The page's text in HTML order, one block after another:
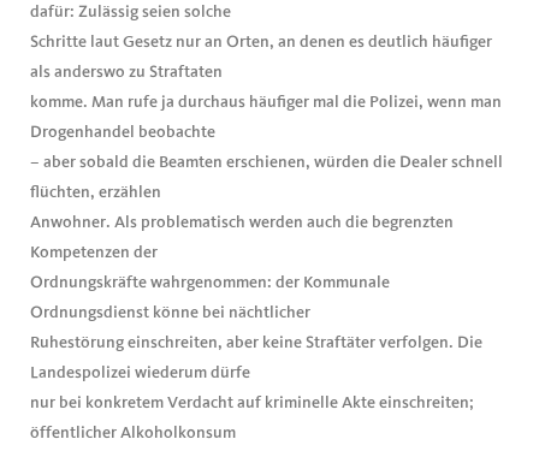
dafür: Zulässig seien solche
Schritte laut Gesetz nur an Orten, an denen es deutlich häufiger
als anderswo zu Straftaten
komme. Man rufe ja durchaus häufiger mal die Polizei, wenn man
Drogenhandel beobachte
– aber sobald die Beamten erschienen, würden die Dealer schnell
flüchten, erzählen
Anwohner. Als problematisch werden auch die begrenzten
Kompetenzen der
Ordnungskräfte wahrgenommen: der Kommunale
Ordnungsdienst könne bei nächtlicher
Ruhestörung einschreiten, aber keine Straftäter verfolgen. Die
Landespolizei wiederum dürfe
nur bei konkretem Verdacht auf kriminelle Akte einschreiten;
öffentlicher Alkoholkonsum